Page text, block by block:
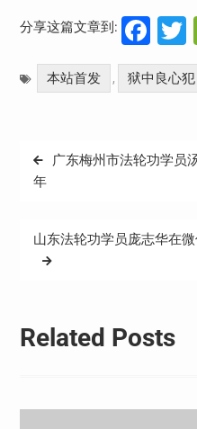
分享这篇文章到:
本站首发 , 狱中良心犯
文
章
航
广东梅州市法轮功学员
年
山东法轮功学员庞志华在
Related Posts